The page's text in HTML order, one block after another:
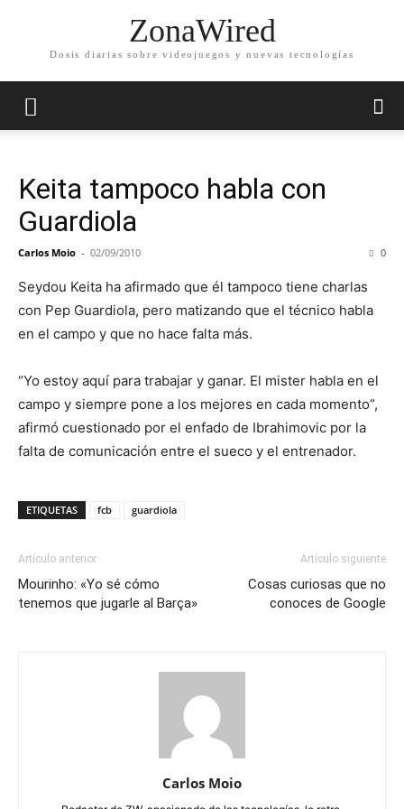
ZonaWired
Dosis diarias sobre videojuegos y nuevas tecnologías
Keita tampoco habla con
Guardiola
Carlos Moio - 02/09/2010 0
Seydou Keita ha afirmado que él tampoco tiene charlas
con Pep Guardiola, pero matizando que el técnico habla
en el campo y que no hace falta más.
“Yo estoy aquí para trabajar y ganar. El mister habla en el
campo y siempre pone a los mejores en cada momento”,
afirmó cuestionado por el enfado de Ibrahimovic por la
falta de comunicación entre el sueco y el entrenador.
ETIQUETAS fcb guardiola
Artículo anterior
Mourinho: «Yo sé cómo
tenemos que jugarle al Barça»
Artículo siguiente
Cosas curiosas que no
conoces de Google
Carlos Moio